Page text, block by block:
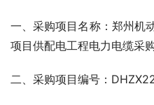
一、采购项目名称：郑州机
项目供配电工程电力电缆采
二、采购项目编号：